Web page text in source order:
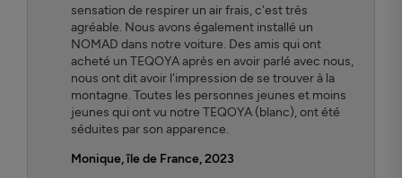
sensation de respirer un air frais, c'est très
agréable. Nous avons également installé un
NOMAD dans notre voiture. Des amis qui ont
acheté un TEQOYA après en avoir parlé avec nous,
nous ont dit avoir l'impression de se trouver à la
montagne. Toutes les personnes jeunes et moins
jeunes qui ont vu notre TEQOYA (blanc), ont été
séduites par son apparence.
Monique, île de France, 2023